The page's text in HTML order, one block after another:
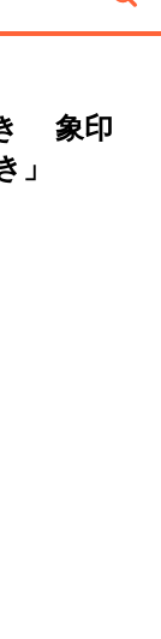
き 象印
」